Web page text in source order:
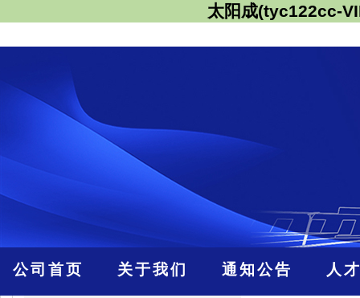
太阳成(tyc122cc-
公司首页 关于我们 通知公告 人